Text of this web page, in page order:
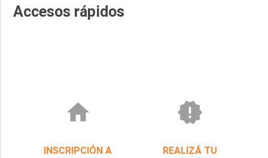
Accesos rápidos
home
INSCRIPCIÓN A
new_releases
REALIZÁ TU